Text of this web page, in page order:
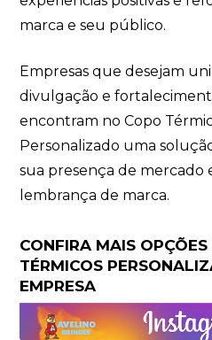
marca e seu público.
Empresas que desejam
divulgação e
encontram no Copo
Personalizado uma
sua presença de mercado
lembrança de marca.
CONFIRA MAIS
TÉRMICOS
EMPRESA